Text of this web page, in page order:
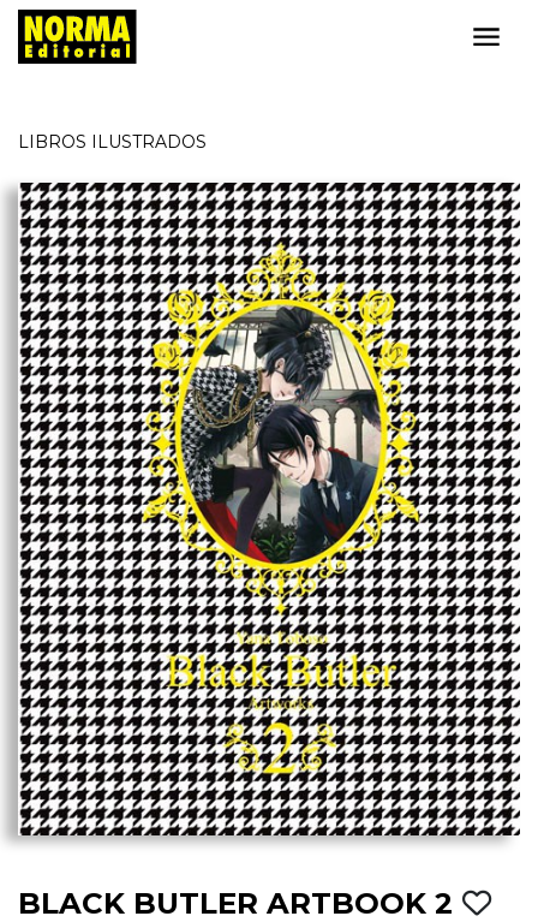
LIBROS ILUSTRADOS
BLACK BUTLER ARTBOOK 2